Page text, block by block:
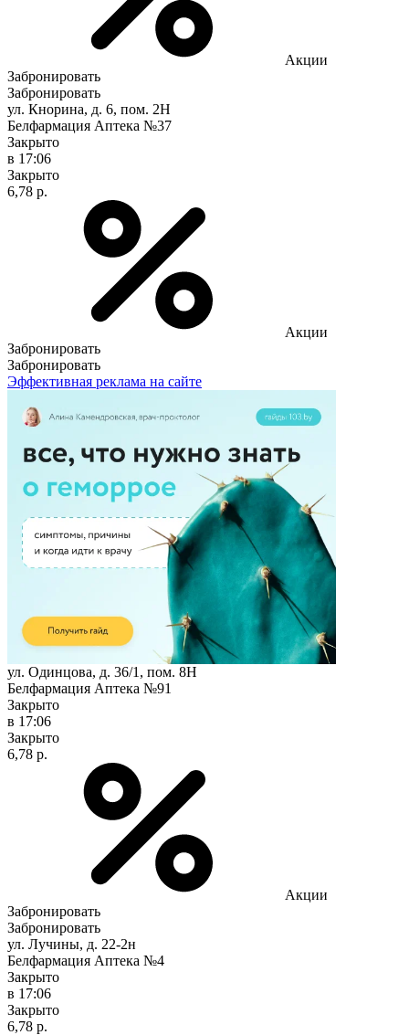
Акции
Забронировать
Забронировать
ул. Кнорина, д. 6, пом. 2Н
Белфармация Аптека №37
Закрыто
в 17:06
Закрыто
6,78 р.
Акции
Забронировать
Забронировать
Эффективная реклама на сайте
ул. Одинцова, д. 36/1, пом. 8Н
Белфармация Аптека №91
Закрыто
в 17:06
Закрыто
6,78 р.
Акции
Забронировать
Забронировать
ул. Лучины, д. 22-2н
Белфармация Аптека №4
Закрыто
в 17:06
Закрыто
6,78 р.